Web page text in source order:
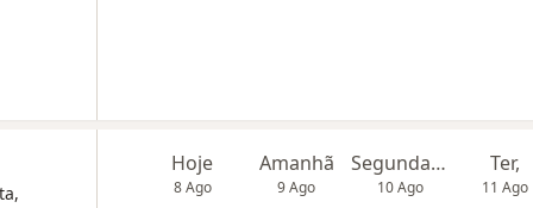
Hoje
8 Ago
Amanhã
9 Ago
Segunda-feira
10 Ago
Ter,
11 Ago